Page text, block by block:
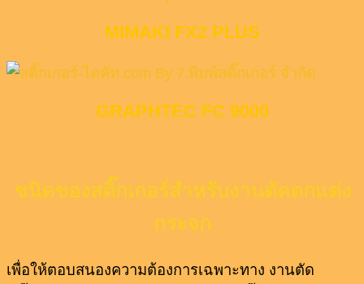
MIMAKI FX2 PLUS
GRAPHTEC FC 9000
ชนิดของสติ๊กเกอร์สำหรับงานตัดตกแต่ง
กระจก
เพื่อให้ตอบสนองความต้องการเฉพาะทาง งานตัด